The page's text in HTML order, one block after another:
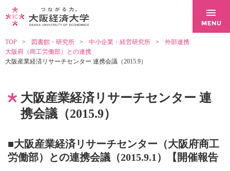
TOP 図書館・研究所 中小企業・経営研究所
外部連携
大阪府（商工労働部）との連携
大阪産業経済リサーチセンター 連携会議（2015.9）
大阪産業経済リサーチセンター 連
携会議（2015.9）
■大阪産業経済リサーチセンター（大阪府商工
労働部）との連携会議（2015.9.1）【開催報告